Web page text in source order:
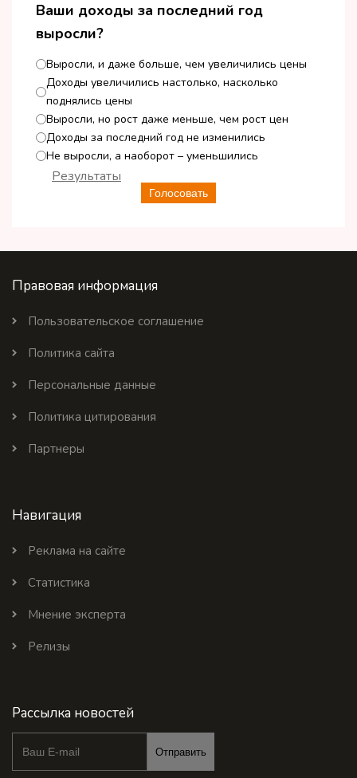
Ваши доходы за последний год
выросли?
Выросли, и даже больше, чем увеличились цены
Доходы увеличились настолько, насколько
поднялись цены
Выросли, но рост даже меньше, чем рост цен
Доходы за последний год не изменились
Не выросли, а наоборот – уменьшились
Голосовать
Результаты
Правовая информация
Пользовательское соглашение
Политика сайта
Персональные данные
Политика цитирования
Партнеры
Навигация
Реклама на сайте
Статистика
Мнение эксперта
Релизы
Рассылка новостей
Отправить